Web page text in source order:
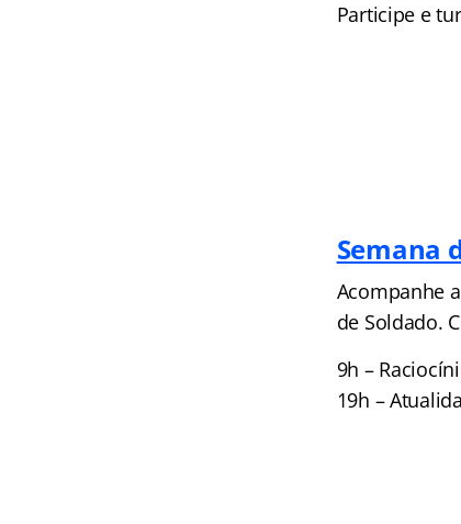
Participe e
Semana
Acompanhe
de Soldado.
9h –
19h –